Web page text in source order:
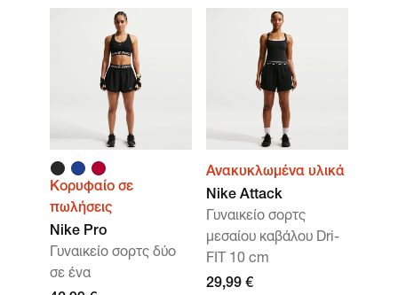
Κορυφαίο σε
πωλήσεις
Nike Pro
Γυναικείο σορτς δύο
σε ένα
Ανακυκλωμένα υλικά
Nike Attack
Γυναικείο σορτς
μεσαίου καβάλου Dri-
FIT 10 cm
29,99 €